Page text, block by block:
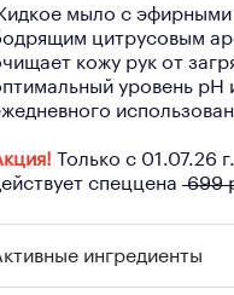
мыло с эфирными
цитрусовым
кожу рук от
уровень pH
Только с 01.07.26
спеццена 699
ингредиенты